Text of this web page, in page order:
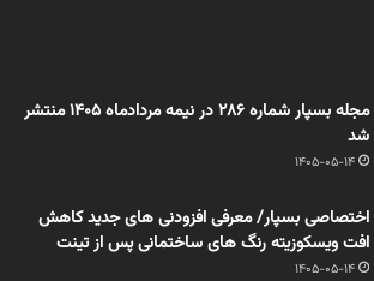
مجله بسپار شماره 286 در نیمه مردادماه 1405 منتشر
شد
1405-05-14
اختصاصی بسپار/ معرفی افزودنی های جدید کاهش
افت ویسکوزیته رنگ های ساختمانی پس از تینت
1405-05-14